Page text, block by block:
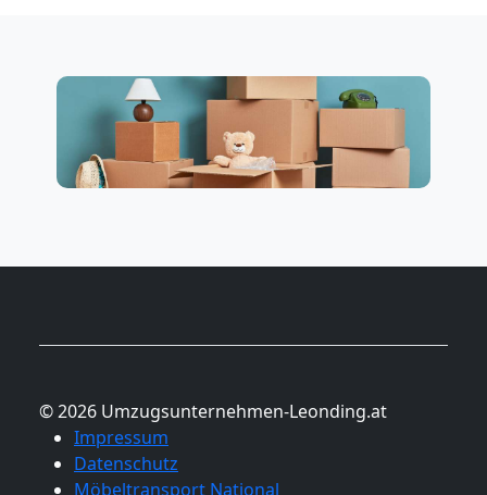
© 2026 Umzugsunternehmen-Leonding.at
Impressum
Datenschutz
Möbeltransport National